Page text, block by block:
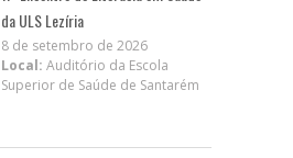
da ULS Lezíria
8 de setembro de 2026
Local: Auditório da Escola
Superior de Saúde de Santarém